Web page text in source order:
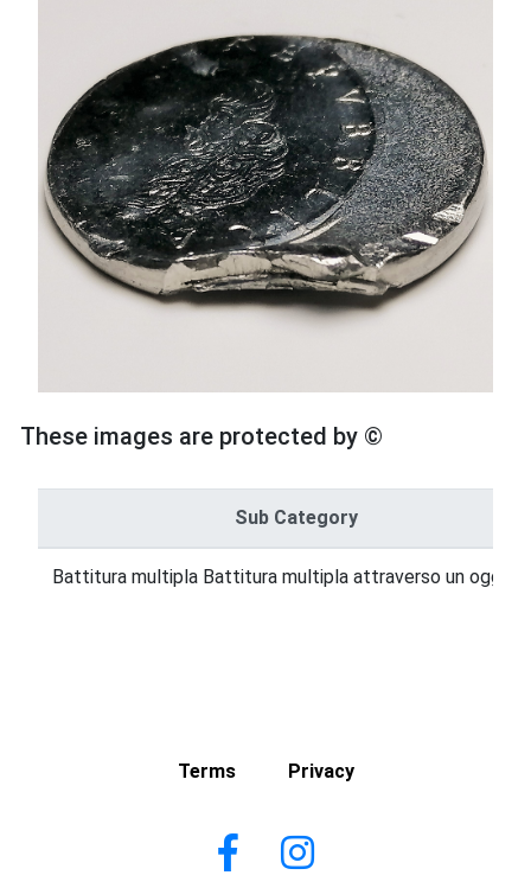
These images are protected by ©
Sub Category
Battitura multipla Battitura multipla attraverso un
Terms Privacy